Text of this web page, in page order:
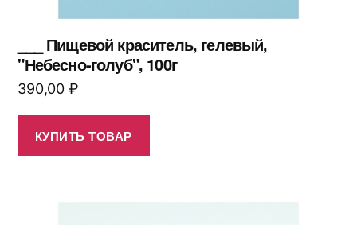
___ Пищевой краситель, гелевый,
"Небесно-голуб", 100г
390,00 ₽
КУПИТЬ ТОВАР